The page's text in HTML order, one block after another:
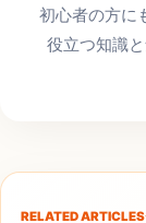
初心者の方に
役立つ知識
RELATED ARTICLES